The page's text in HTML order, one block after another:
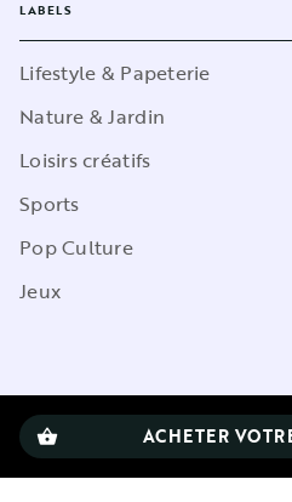
shopping_basket ACHETER
LABELS
Lifestyle & Papeterie
Nature & Jardin
Loisirs créatifs
Sports
Pop Culture
Jeux
CGU
Charte de référencement
Charte des Données